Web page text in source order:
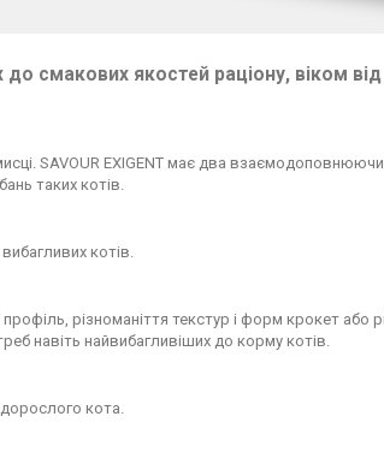
смакових якостей раціону, віком від
SAVOUR EXIGENT має два
таких котів.
котів.
різноманіття текстур і форм крокет або
навіть найвибагливіших до корму котів.
кота.